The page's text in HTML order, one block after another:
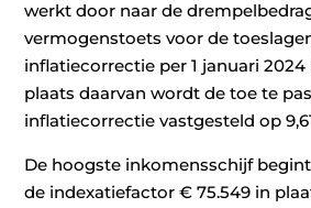
werkt door naar de
vermogenstoets voor de
inflatiecorrectie per 1 januari 2024
plaats daarvan wordt de toe te
inflatiecorrectie vastgesteld op
De hoogste inkomensschijf
de indexatiefactor € 75.549 in